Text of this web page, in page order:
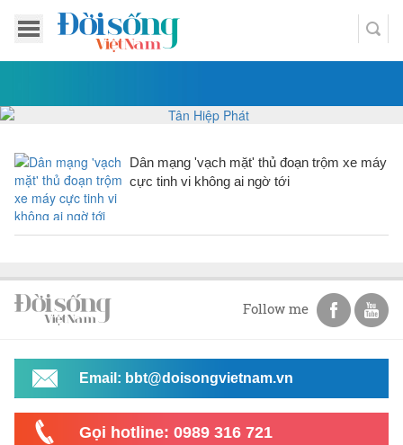
Dân mạng 'vạch mặt' thủ đoạn trộm xe máy
cực tinh vi không ai ngờ tới
Follow me
Email: bbt@doisongvietnam.vn
Gọi hotline: 0989 316 721